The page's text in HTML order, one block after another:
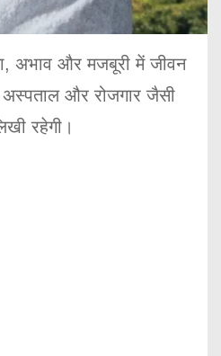
अभाव और मजबूरी में जीवन
और रोजगार जैसी
रहेगी।